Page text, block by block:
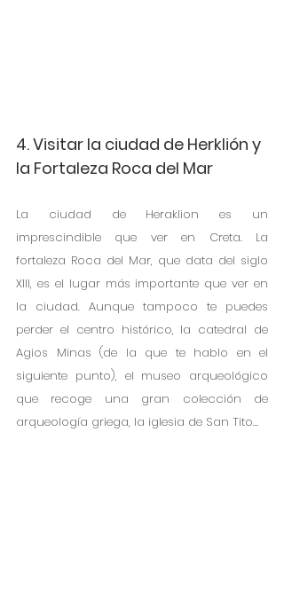
4. Visitar la ciudad de Herklión y
la Fortaleza Roca del Mar
La ciudad de Heraklion es un
imprescindible que ver en Creta. La
fortaleza Roca del Mar, que data del siglo
XIII, es el lugar más importante que ver en
la ciudad. Aunque tampoco te puedes
perder el centro histórico, la catedral de
Agios Minas (de la que te hablo en el
siguiente punto), el museo arqueológico
que recoge una gran colección de
arqueología griega, la iglesia de San Tito…